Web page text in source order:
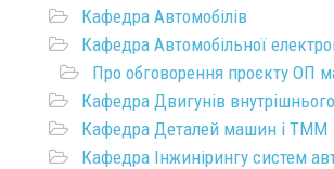
Кафедра Автомобілів
Кафедра Автомобільної
Про обговорення проєкту ОП
Кафедра Двигунів
Кафедра Деталей машин і ТММ
Кафедра Інжинірингу систем